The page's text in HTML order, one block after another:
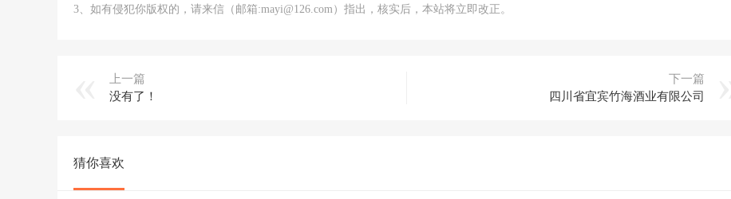
3、如有侵犯你版权的，请来信（邮箱:mayi@126.com）指出，核实后，本站将立即改正。
上一篇
没有了！
下一篇
四川省宜宾竹海酒业有限公司
猜你喜欢